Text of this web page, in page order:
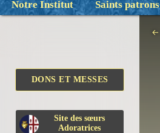
Notre Institut Saints patrons
DONS ET MESSES
Site des sœurs
Adoratrices
←